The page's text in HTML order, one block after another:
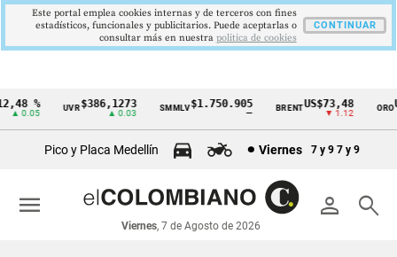
Cintillo
económicos
Colombia
%
0.05
UVR$386,1273
▲ 0.03
SMMLV$1.750.905 BRENTUS$73,48
▼ 1.12
ORO
Pico y Placa Medellín Viernes 7 y 9 7 y 9
person search
Viernes, 7 de Agosto de 2026
menu
Este portal emplea cookies internas y de terceros con fines
estadísticos, funcionales y publicitarios. Puede aceptarlas o
consultar más en nuestra politica de cookies
CONTINUAR